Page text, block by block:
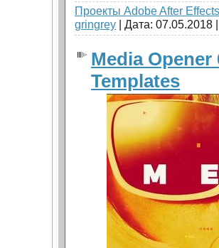
Проекты Adobe After Effects
gringrey | Дата: 07.05.2018
Media
Templates